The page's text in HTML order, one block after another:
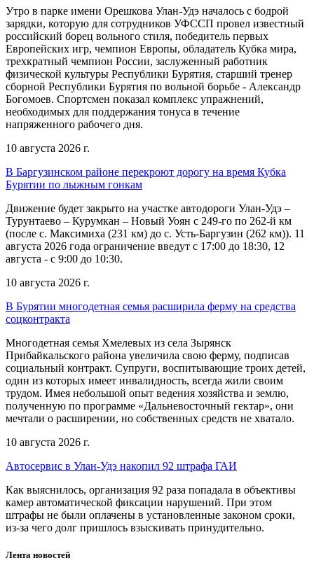
Утро в парке имени Орешкова Улан-Удэ началось с бодрой
зарядки, которую для сотрудников УФССП провел известный
российский борец вольного стиля, победитель первых
Европейских игр, чемпион Европы, обладатель Кубка мира,
трехкратный чемпион России, заслуженный работник
физической культуры Республики Бурятия, старший тренер
сборной Республики Бурятия по вольной борьбе - Александр
Богомоев. Спортсмен показал комплекс упражнений,
необходимых для поддержания тонуса в течение
напряженного рабочего дня.
10 августа 2026 г.
В Баргузинском районе перекроют дорогу на время Кубка
Бурятии по лыжным гонкам
Движение будет закрыто на участке автодороги Улан-Удэ –
Турунтаево – Курумкан – Новый Уоян с 249-го по 262-й км
(после с. Максимиха (231 км) до с. Усть-Баргузин (262 км)). 11
августа 2026 года ограничение введут с 17:00 до 18:30, 12
августа - с 9:00 до 10:30.
10 августа 2026 г.
В Бурятии многодетная семья расширила ферму на средства
соцконтракта
Многодетная семья Хмелевых из села Зырянск
Прибайкальского района увеличила свою ферму, подписав
социальный контракт. Супруги, воспитывающие троих детей,
один из которых имеет инвалидность, всегда жили своим
трудом. Имея небольшой опыт ведения хозяйства и землю,
полученную по программе «Дальневосточный гектар», они
мечтали о расширении, но собственных средств не хватало.
10 августа 2026 г.
Автосервис в Улан-Удэ накопил 92 штрафа ГАИ
Как выяснилось, организация 92 раза попадала в объективы
камер автоматической фиксации нарушений. При этом
штрафы не были оплачены в установленные законом сроки,
из-за чего долг пришлось взыскивать принудительно.
Лента новостей